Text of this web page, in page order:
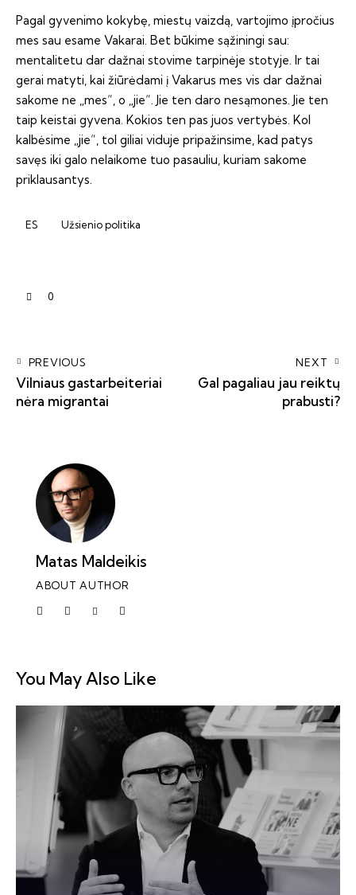
Pagal gyvenimo kokybę, miestų vaizdą, vartojimo įpročius
mes sau esame Vakarai. Bet būkime sąžiningi sau:
mentalitetu dar dažnai stovime tarpinėje stotyje. Ir tai
gerai matyti, kai žiūrėdami į Vakarus mes vis dar dažnai
sakome ne „mes“, o „jie“. Jie ten daro nesąmones. Jie ten
taip keistai gyvena. Kokios ten pas juos vertybės. Kol
kalbėsime „jie“, tol giliai viduje pripažinsime, kad patys
savęs iki galo nelaikome tuo pasauliu, kuriam sakome
priklausantys.
ES Užsienio politika
0
PREVIOUS
Vilniaus gastarbeiteriai
nėra migrantai
NEXT
Gal pagaliau jau reiktų
prabusti?
Matas Maldeikis
ABOUT AUTHOR
You May Also Like